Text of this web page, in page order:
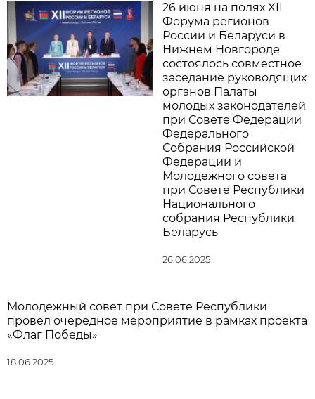
26 июня на полях XII
Форума регионов
России и Беларуси в
Нижнем Новгороде
состоялось совместное
заседание руководящих
органов Палаты
молодых законодателей
при Совете Федерации
Федерального
Собрания Российской
Федерации и
Молодежного совета
при Совете Республики
Национального
собрания Республики
Беларусь
26.06.2025
Молодежный совет при Совете Республики
провел очередное мероприятие в рамках проекта
«Флаг Победы»
18.06.2025